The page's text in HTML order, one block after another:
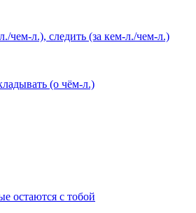
чем-л.), следить (за кем-л./чем-л.)
(о чём-л.)
остаются с тобой